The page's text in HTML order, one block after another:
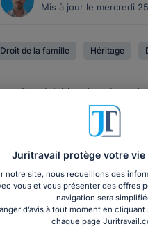
Mis à jour le mercredi
Droit de la famille Héritage
êtes héritier dans le
Malgré plusieurs relances,
amiables échouent, vous
lettre de demande
TTC Ajouter au
Juritravail protège votre vie
notre site, nous recueillons des
vous et vous présenter des offres
navigation sera
d’avis à tout moment en
chaque page